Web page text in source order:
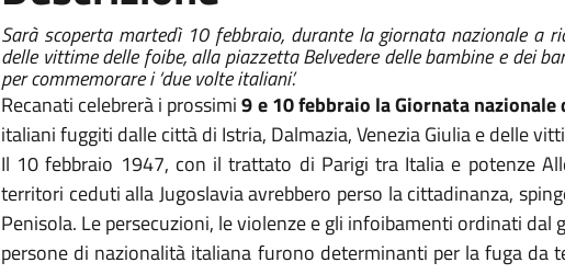
Sarà scoperta martedì 10 febbraio, durante la giornata nazionale a
delle vittime delle foibe, alla piazzetta Belvedere delle bambine e dei
per commemorare i ‘due volte italiani’.
Recanati celebrerà i prossimi9 e 10 febbraio la Giornata nazionale
italiani fuggiti dalle città di Istria, Dalmazia, Venezia Giulia e delle
Il 10 febbraio 1947, con il trattato di Parigi tra Italia e potenze
territori ceduti alla Jugoslavia avrebbero perso la cittadinanza,
Penisola. Le persecuzioni, le violenze e gli infoibamenti ordinati
persone di nazionalità italiana furono determinanti per la fuga da